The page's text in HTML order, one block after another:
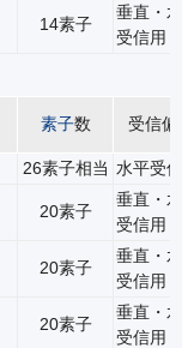
14素子
垂直・水
受信用
素子数 受信偏波
26素子相当 水平受信
20素子
垂直・水
受信用
20素子
垂直・水
受信用
20素子
垂直・水
受信用